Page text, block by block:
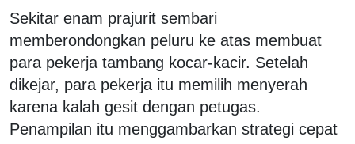
Sekitar enam prajurit sembari
memberondongkan peluru ke atas membuat
para pekerja tambang kocar-kacir. Setelah
dikejar, para pekerja itu memilih menyerah
karena kalah gesit dengan petugas.
Penampilan itu menggambarkan strategi cepat